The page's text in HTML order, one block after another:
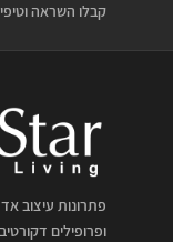
קבלו השראה
פתרונות עיצוב